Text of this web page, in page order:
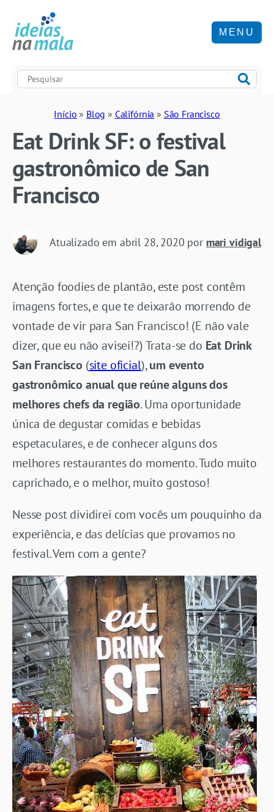
MENU
Início » Blog » Califórnia » São Francisco
Eat Drink SF: o festival
gastronômico de San
Francisco
Atualizado em abril 28, 2020 por mari vidigal
Atenção foodies de plantão, este post contêm
imagens fortes, e que te deixarão morrendo de
vontade de vir para San Francisco! (E não vale
dizer, que eu não avisei!?) Trata-se do Eat Drink
San Francisco (site oficial),um evento
gastronômico anual que reúne alguns dos
melhores chefs da região. Uma oportunidade
única de degustar comidas e bebidas
espetaculares, e de conhecer alguns dos
melhores restaurantes do momento. Tudo muito
caprichado, e o melhor, muito gostoso!
Nesse post dividirei com vocês um pouquinho da
experiência, e das delícias que provamos no
festival. Vem com a gente?